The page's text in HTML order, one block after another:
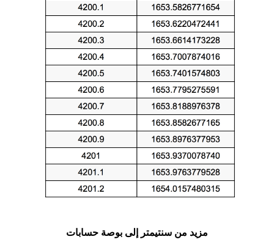
مزيد من سنتيمتر إلى بوصة حسابات